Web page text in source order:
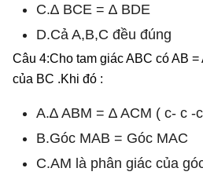
C.∆ BCE = ∆ BDE
D.Cả A,B,C đều đúng
Câu 4:Cho tam giác ABC có AB
của BC .Khi đó :
A.∆ ABM = ∆ ACM ( c- c -
B.Góc MAB = Góc MAC
C.AM là phân giác của